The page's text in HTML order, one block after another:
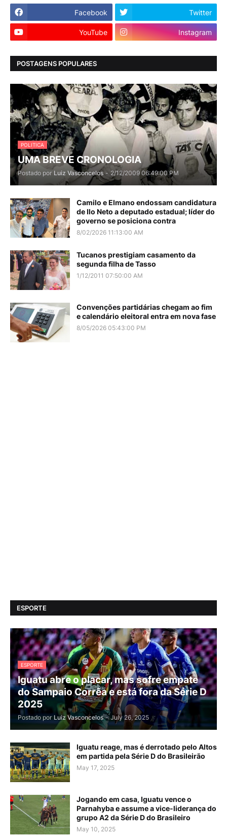
Facebook Twitter
YouTube Instagram
POSTAGENS POPULARES
POLITICA
UMA BREVE CRONOLOGIA
Postado por Luiz Vasconcelos - 2/12/2009 06:49:00 PM
Camilo e Elmano endossam candidatura
de Ilo Neto a deputado estadual; líder do
governo se posiciona contra
8/02/2026 11:13:00 AM
Tucanos prestigiam casamento da
segunda filha de Tasso
1/12/2011 07:50:00 AM
Convenções partidárias chegam ao fim
e calendário eleitoral entra em nova fase
8/05/2026 05:43:00 PM
ESPORTE
ESPORTE
Iguatu abre o placar, mas sofre empate
do Sampaio Corrêa e está fora da Série D
2025
Postado por Luiz Vasconcelos - July 26, 2025
Iguatu reage, mas é derrotado pelo Altos
em partida pela Série D do Brasileirão
May 17, 2025
Jogando em casa, Iguatu vence o
Parnahyba e assume a vice-liderança do
grupo A2 da Série D do Brasileiro
May 10, 2025